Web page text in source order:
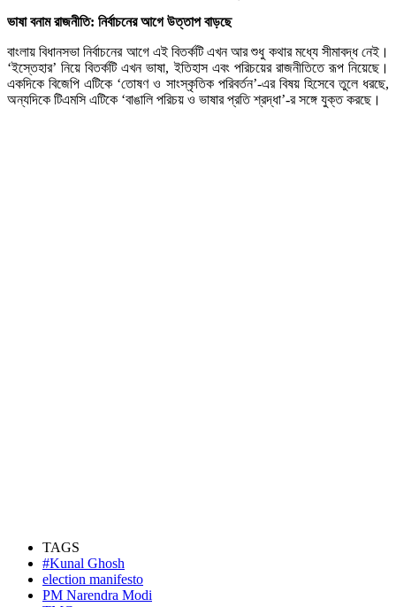
ভাষা বনাম রাজনীতি: নির্বাচনের আগে উত্তাপ বাড়ছে
বাংলায় বিধানসভা নির্বাচনের আগে এই বিতর্কটি এখন আর শুধু কথার মধ্যে সীমাবদ্ধ নেই।
‘ইস্তেহার’ নিয়ে বিতর্কটি এখন ভাষা, ইতিহাস এবং পরিচয়ের রাজনীতিতে রূপ নিয়েছে।
একদিকে বিজেপি এটিকে ‘তোষণ ও সাংস্কৃতিক পরিবর্তন’-এর বিষয় হিসেবে তুলে ধরছে,
অন্যদিকে টিএমসি এটিকে ‘বাঙালি পরিচয় ও ভাষার প্রতি শ্রদ্ধা’-র সঙ্গে যুক্ত করছে।
TAGS
#Kunal Ghosh
election manifesto
PM Narendra Modi